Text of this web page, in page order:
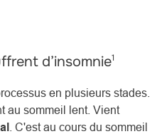
d’insomnie1
en plusieurs stades.
au sommeil lent. Vient
. C'est au cours du sommeil